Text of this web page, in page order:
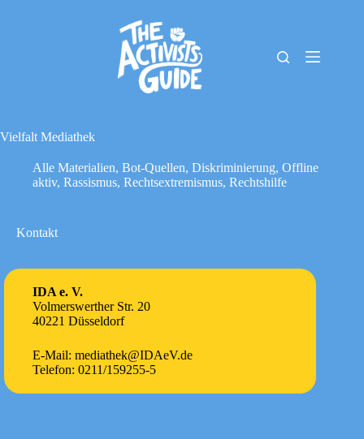
Cookie-
Richtlinie
Vielfalt Mediathek
Alle Materialien, Bot-Quellen, Diskriminierung, Offline
aktiv, Rassismus, Rechtsextremismus, Rechtshilfe
Kontakt
IDA e. V.
Volmerswerther Str. 20
40221 Düsseldorf
E-Mail: mediathek@IDAeV.de
Telefon: 0211/159255-5